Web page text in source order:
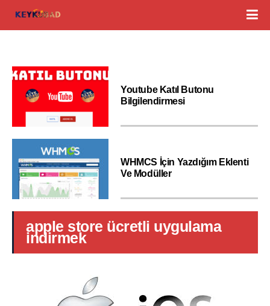
Youtube Katıl Butonu
Bilgilendirmesi
WHMCS İçin Yazdığım Eklenti
Ve Modüller
apple store ücretli uygulama
indirmek